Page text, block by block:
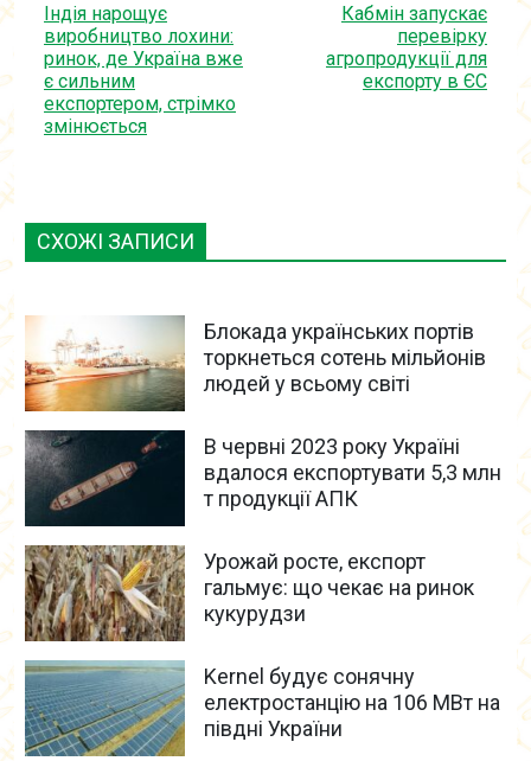
Індія нарощує
виробництво лохини:
ринок, де Україна вже
є сильним
експортером, стрімко
змінюється
Кабмін запускає
перевірку
агропродукції для
експорту в ЄС
СХОЖІ ЗАПИСИ
Блокада українських портів
торкнеться сотень мільйонів
людей у всьому світі
В червні 2023 року Україні
вдалося експортувати 5,3 млн
т продукції АПК
Урожай росте, експорт
гальмує: що чекає на ринок
кукурудзи
Kernel будує сонячну
електростанцію на 106 МВт на
півдні України